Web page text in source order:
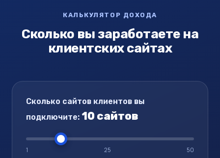
КАЛЬКУЛЯТОР ДОХОДА
Сколько вы заработаете на
клиентских сайтах
Сколько сайтов клиентов вы
подключите: 10 сайтов
1 25 50